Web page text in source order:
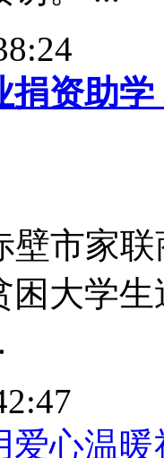
捐资助
壁市家
困大学
爱心温